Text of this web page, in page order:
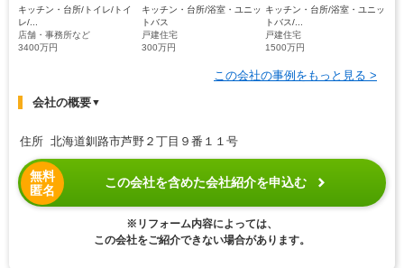
キッチン・台所/トイレ/トイ
レ/...
店舗・事務所など
3400万円
キッチン・台所/浴室・ユニッ
トバス
戸建住宅
300万円
キッチン・台所/浴室・ユニッ
トバス/...
戸建住宅
1500万円
この会社の事例をもっと見る >
会社の概要▼
住所 北海道釧路市芦野２丁目９番１１号
無料
匿名
この会社を含めた会社紹介を申込む
※リフォーム内容によっては、
この会社をご紹介できない場合があります。